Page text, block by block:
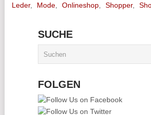
Leder, Mode, Onlineshop, Shopper,
SUCHE
FOLGEN